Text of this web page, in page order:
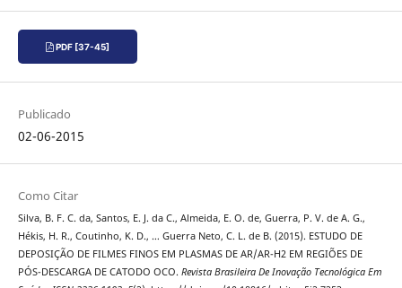
PDF [37-45]
Publicado
02-06-2015
Como Citar
Silva, B. F. C. da, Santos, E. J. da C., Almeida, E. O. de, Guerra, P. V. de A. G.,
Hékis, H. R., Coutinho, K. D., … Guerra Neto, C. L. de B. (2015). ESTUDO DE
DEPOSIÇÃO DE FILMES FINOS EM PLASMAS DE AR/AR-H2 EM REGIÕES DE
PÓS-DESCARGA DE CATODO OCO. Revista Brasileira De Inovação Tecnológica Em